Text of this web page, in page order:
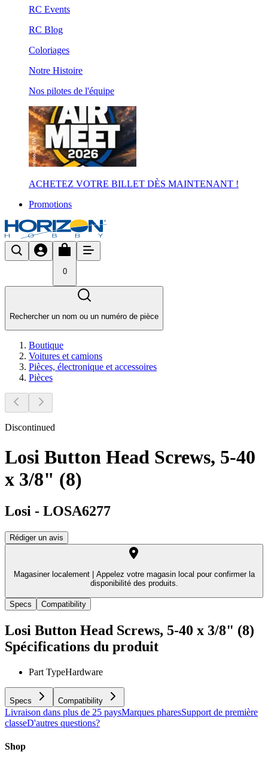
RC Events
RC Blog
Coloriages
Notre Histoire
Nos pilotes de l'équipe
ACHETEZ VOTRE BILLET DÈS MAINTENANT !
Promotions
0
Rechercher un nom ou un numéro de pièce
Boutique
Voitures et camions
Pièces, électronique et accessoires
Pièces
Discontinued
Losi Button Head Screws, 5-40
x 3/8" (8)
Losi - LOSA6277
Rédiger un avis
Magasiner localement |
Appelez votre magasin local pour confirmer la
disponibilité des produits.
Specs Compatibility
Losi Button Head Screws, 5-40 x 3/8" (8)
Spécifications du produit
Part TypeHardware
Specs Compatibility
Livraison dans plus de 25 paysMarques pharesSupport de première
classeD'autres questions?
Shop